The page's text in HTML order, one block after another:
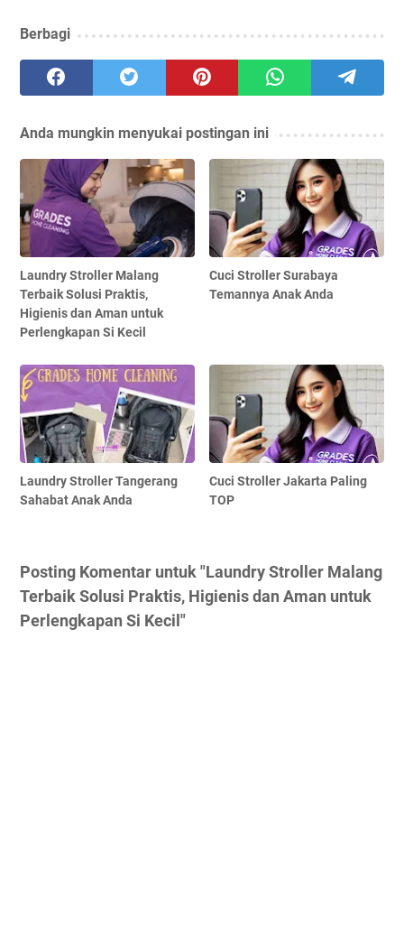
Berbagi
Anda mungkin menyukai postingan ini
Laundry Stroller Malang
Terbaik Solusi Praktis,
Higienis dan Aman untuk
Perlengkapan Si Kecil
Cuci Stroller Surabaya
Temannya Anak Anda
Laundry Stroller Tangerang
Sahabat Anak Anda
Cuci Stroller Jakarta Paling
TOP
Posting Komentar untuk "Laundry Stroller Malang
Terbaik Solusi Praktis, Higienis dan Aman untuk
Perlengkapan Si Kecil"